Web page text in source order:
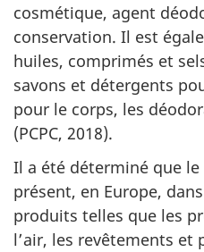
cosmétique, agent
conservation. Il est
huiles, comprimés et
savons et détergents
pour le corps, les
(PCPC, 2018).
Il a été déterminé que
présent, en Europe,
produits telles que les
l’air, les revêtements et